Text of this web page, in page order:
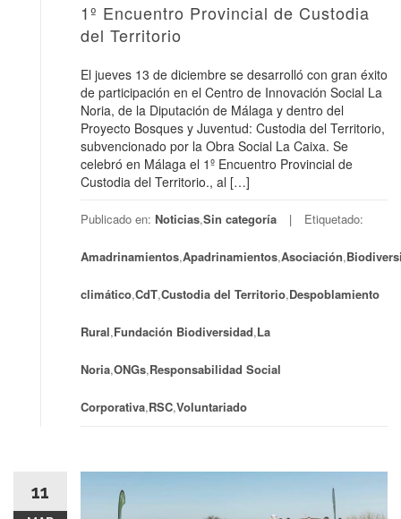
1º Encuentro Provincial de Custodia
del Territorio
El jueves 13 de diciembre se desarrolló con gran éxito
de participación en el Centro de Innovación Social La
Noria, de la Diputación de Málaga y dentro del
Proyecto Bosques y Juventud: Custodia del Territorio,
subvencionado por la Obra Social La Caixa. Se
celebró en Málaga el 1º Encuentro Provincial de
Custodia del Territorio., al […]
Publicado en: Noticias,Sin categoría Etiquetado:
Amadrinamientos,Apadrinamientos,Asociación,
climático,CdT,Custodia del Territorio,Despoblamiento
Rural,Fundación Biodiversidad,La
Noria,ONGs,Responsabilidad Social
Corporativa,RSC,Voluntariado
11